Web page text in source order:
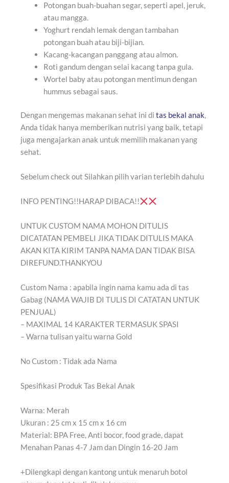
Potongan buah-buahan segar, seperti apel, jeruk,
atau mangga.
Yoghurt rendah lemak dengan tambahan
potongan buah atau biji-bijian.
Kacang-kacangan panggang atau almon.
Roti gandum dengan selai kacang tanpa gula.
Wortel baby atau potongan mentimun dengan
hummus sebagai saus.
Dengan mengemas makanan sehat ini di tas bekal anak,
Anda tidak hanya memberikan nutrisi yang baik, tetapi
juga mengajarkan anak untuk memilih makanan yang
sehat.
Sebelum check out Silahkan pilih varian terlebih dahulu
INFO PENTING!!HARAP DIBACA!!
UNTUK CUSTOM NAMA MOHON DITULIS
DICATATAN PEMBELI JIKA TIDAK DITULIS MAKA
AKAN KITA KIRIM TANPA NAMA DAN TIDAK BISA
DIREFUND.THANKYOU
Custom Nama : apabila ingin nama kamu ada di tas
Gabag (NAMA WAJIB DI TULIS DI CATATAN UNTUK
PENJUAL)
– MAXIMAL 14 KARAKTER TERMASUK SPASI
– Warna tulisan yaitu warna Gold
No Custom : Tidak ada Nama
Spesifikasi Produk Tas Bekal Anak
Warna: Merah
Ukuran : 25 cm x 15 cm x 16 cm
Material: BPA Free, Anti bocor, food grade, dapat
Menahan Panas 4-7 Jam dan Dingin 16-20 Jam
+Dilengkapi dengan kantong untuk menaruh botol